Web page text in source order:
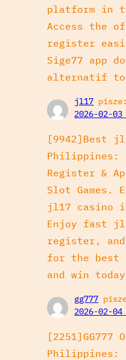
platform in
Access the
register
Sige77 app
alternatif
jl17 pisze:
2026-02-
[9942]Best
Philippines:
Register &
Slot Games.
jl17 casino
Enjoy fast
register, and
for the best
and win
gg777
2026-02-
[2251]GG777
Philippines: